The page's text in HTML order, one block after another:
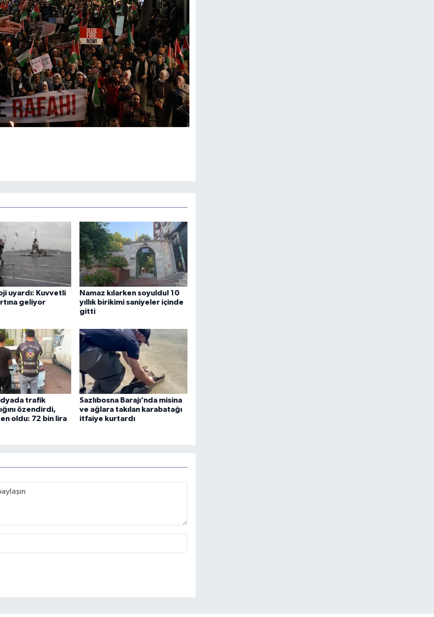
uyardı: Kuvvetli
geliyor
Namaz kılarken soyuldu! 10
yıllık birikimi saniyeler içinde
gitti
trafik
özendirdi,
oldu: 72 bin lira
Sazlıbosna Barajı’nda misina
ve ağlara takılan karabatağı
itfaiye kurtardı